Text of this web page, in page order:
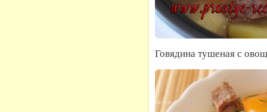
Говядина тушеная с